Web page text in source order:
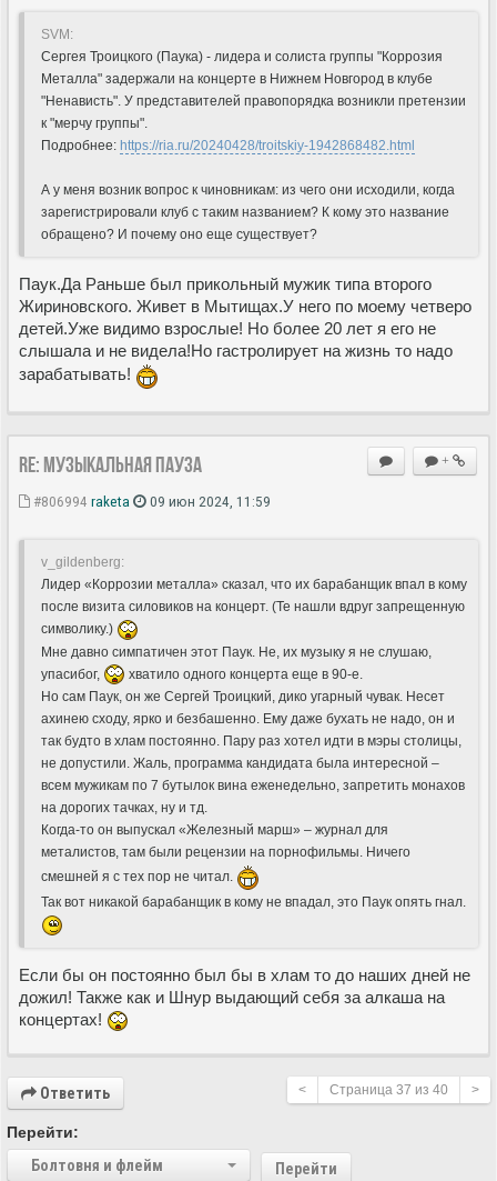
SVM:
Сергея Троицкого (Паука) - лидера и солиста группы "Коррозия
Металла" задержали на концерте в Нижнем Новгород в клубе
"Ненависть". У представителей правопорядка возникли претензии
к "мерчу группы".
Подробнее: https://ria.ru/20240428/troitskiy-1942868482.html
А у меня возник вопрос к чиновникам: из чего они исходили, когда
зарегистрировали клуб с таким названием? К кому это название
обращено? И почему оно еще существует?
Паук.Да Раньше был прикольный мужик типа второго
Жириновского. Живет в Мытищах.У него по моему четверо
детей.Уже видимо взрослые! Но более 20 лет я его не
слышала и не видела!Но гастролирует на жизнь то надо
зарабатывать!
+
Re: Музыкальная пауза
#806994 raketa 09 июн 2024, 11:59
v_gildenberg:
Лидер «Коррозии металла» сказал, что их барабанщик впал в кому
после визита силовиков на концерт. (Те нашли вдруг запрещенную
символику.)
Мне давно симпатичен этот Паук. Не, их музыку я не слушаю,
упасибог,
хватило одного концерта еще в 90-е.
Но сам Паук, он же Сергей Троицкий, дико угарный чувак. Несет
ахинею сходу, ярко и безбашенно. Ему даже бухать не надо, он и
так будто в хлам постоянно. Пару раз хотел идти в мэры столицы,
не допустили. Жаль, программа кандидата была интересной –
всем мужикам по 7 бутылок вина еженедельно, запретить монахов
на дорогих тачках, ну и тд.
Когда-то он выпускал «Железный марш» – журнал для
металистов, там были рецензии на порнофильмы. Ничего
смешней я с тех пор не читал.
Так вот никакой барабанщик в кому не впадал, это Паук опять гнал.
Если бы он постоянно был бы в хлам то до наших дней не
дожил! Также как и Шнур выдающий себя за алкаша на
концертах!
Ответить < Страница 37 из 40 >
Перейти:
Болтовня и флейм
Перейти